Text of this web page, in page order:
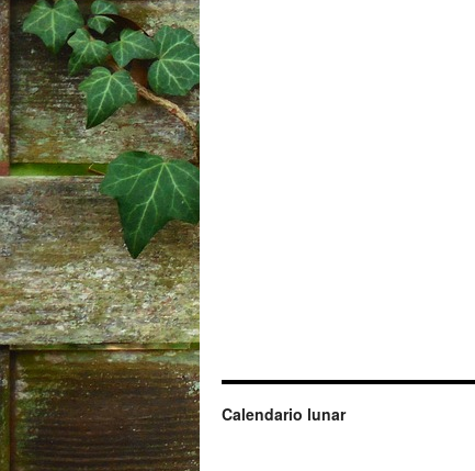
Calendario lunar